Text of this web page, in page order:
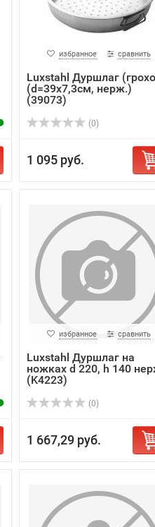
избранное сравнить
Luxstahl Дуршлаг
(d=39х7,3см, нерж.)
(39073)
(0)
1 095 руб.
избранное сравнить
Luxstahl Дуршлаг на
ножках d 220, h 140
(K4223)
(0)
1 667,29 руб.